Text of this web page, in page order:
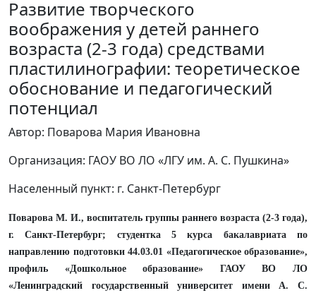
Развитие творческого
воображения у детей раннего
возраста (2-3 года) средствами
пластилинографии: теоретическое
обоснование и педагогический
потенциал
Автор: Поварова Мария Ивановна
Организация: ГАОУ ВО ЛО «ЛГУ им. А. С. Пушкина»
Населенный пункт: г. Санкт-Петербург
Поварова М. И., воспитатель группы раннего возраста (2-3 года),
г. Санкт-Петербург; студентка 5 курса бакалавриата по
направлению подготовки 44.03.01 «Педагогическое образование»,
профиль «Дошкольное образование» ГАОУ ВО ЛО
«Ленинградский государственный университет имени А. С.